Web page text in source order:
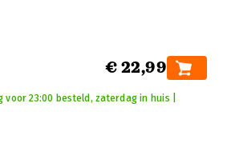
€ 22,99
voor 23:00 besteld, zaterdag in huis |